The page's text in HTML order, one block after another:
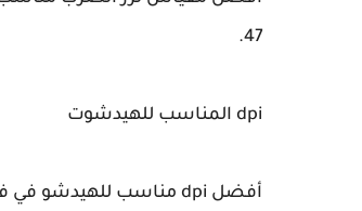
47.
dpi المناسب للهيدشوت
أفضل dpi مناسب للهيدشو في فري فاير هو 600... تعرف على